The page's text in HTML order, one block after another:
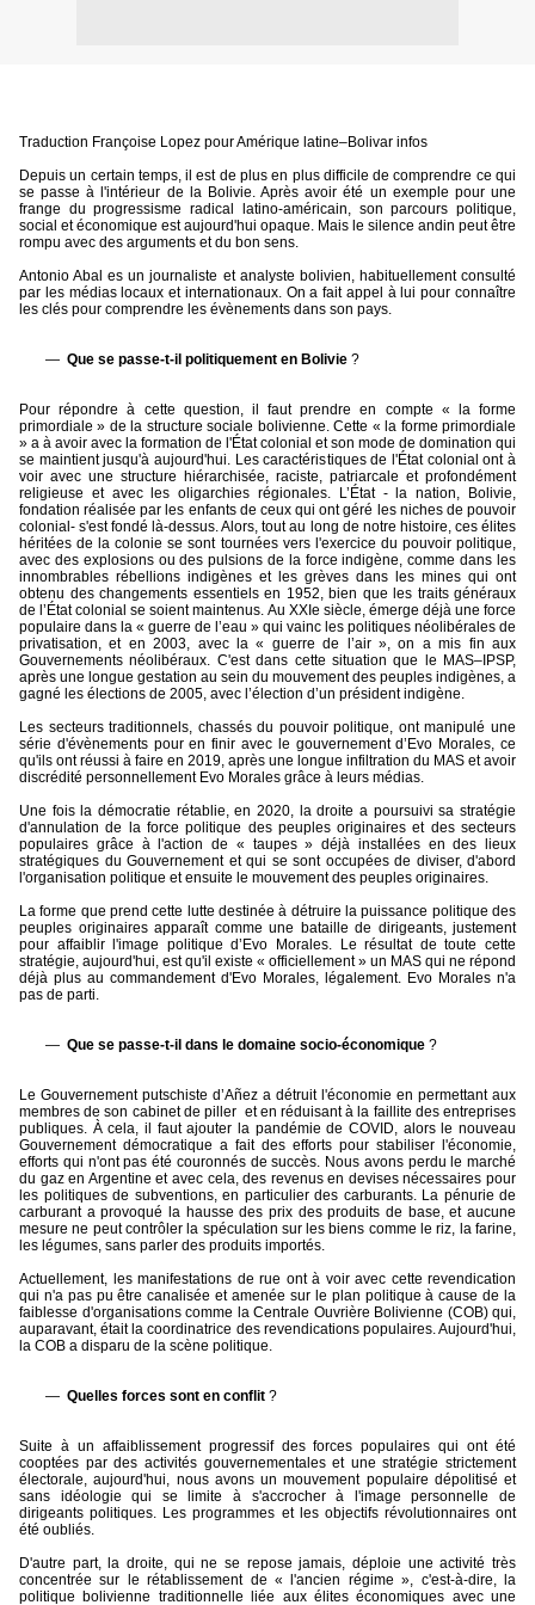
Traduction Françoise Lopez pour Amérique latine–Bolivar infos
Depuis un certain temps, il est de plus en plus difficile de comprendre ce qui
se passe à l'intérieur de la Bolivie. Après avoir été un exemple pour une
frange du progressisme radical latino-américain, son parcours politique,
social et économique est aujourd'hui opaque. Mais le silence andin peut être
rompu avec des arguments et du bon sens.
Antonio Abal es un journaliste et analyste bolivien, habituellement consulté
par les médias locaux et internationaux. On a fait appel à lui pour connaître
les clés pour comprendre les évènements dans son pays.
Que se passe-t-il politiquement en Bolivie ?
Pour répondre à cette question, il faut prendre en compte « la forme
primordiale » de la structure sociale bolivienne. Cette « la forme primordiale
» a à avoir avec la formation de l'État colonial et son mode de domination qui
se maintient jusqu'à aujourd'hui. Les caractéristiques de l'État colonial ont à
voir avec une structure hiérarchisée, raciste, patriarcale et profondément
religieuse et avec les oligarchies régionales. L’État - la nation, Bolivie,
fondation réalisée par les enfants de ceux qui ont géré les niches de pouvoir
colonial- s'est fondé là-dessus. Alors, tout au long de notre histoire, ces élites
héritées de la colonie se sont tournées vers l'exercice du pouvoir politique,
avec des explosions ou des pulsions de la force indigène, comme dans les
innombrables rébellions indigènes et les grèves dans les mines qui ont
obtenu des changements essentiels en 1952, bien que les traits généraux
de l’État colonial se soient maintenus. Au XXIe siècle, émerge déjà une force
populaire dans la « guerre de l’eau » qui vainc les politiques néolibérales de
privatisation, et en 2003, avec la « guerre de l’air », on a mis fin aux
Gouvernements néolibéraux. C'est dans cette situation que le MAS–IPSP,
après une longue gestation au sein du mouvement des peuples indigènes, a
gagné les élections de 2005, avec l’élection d’un président indigène.
Les secteurs traditionnels, chassés du pouvoir politique, ont manipulé une
série d'évènements pour en finir avec le gouvernement d’Evo Morales, ce
qu'ils ont réussi à faire en 2019, après une longue infiltration du MAS et avoir
discrédité personnellement Evo Morales grâce à leurs médias.
Une fois la démocratie rétablie, en 2020, la droite a poursuivi sa stratégie
d'annulation de la force politique des peuples originaires et des secteurs
populaires grâce à l'action de « taupes » déjà installées en des lieux
stratégiques du Gouvernement et qui se sont occupées de diviser, d'abord
l'organisation politique et ensuite le mouvement des peuples originaires.
La forme que prend cette lutte destinée à détruire la puissance politique des
peuples originaires apparaît comme une bataille de dirigeants, justement
pour affaiblir l'image politique d’Evo Morales. Le résultat de toute cette
stratégie, aujourd'hui, est qu'il existe « officiellement » un MAS qui ne répond
déjà plus au commandement d'Evo Morales, légalement. Evo Morales n'a
pas de parti.
Que se passe-t-il dans le domaine socio-économique ?
Le Gouvernement putschiste d’Añez a détruit l'économie en permettant aux
membres de son cabinet de piller et en réduisant à la faillite des entreprises
publiques. À cela, il faut ajouter la pandémie de COVID, alors le nouveau
Gouvernement démocratique a fait des efforts pour stabiliser l'économie,
efforts qui n'ont pas été couronnés de succès. Nous avons perdu le marché
du gaz en Argentine et avec cela, des revenus en devises nécessaires pour
les politiques de subventions, en particulier des carburants. La pénurie de
carburant a provoqué la hausse des prix des produits de base, et aucune
mesure ne peut contrôler la spéculation sur les biens comme le riz, la farine,
les légumes, sans parler des produits importés.
Actuellement, les manifestations de rue ont à voir avec cette revendication
qui n'a pas pu être canalisée et amenée sur le plan politique à cause de la
faiblesse d'organisations comme la Centrale Ouvrière Bolivienne (COB) qui,
auparavant, était la coordinatrice des revendications populaires. Aujourd'hui,
la COB a disparu de la scène politique.
Quelles forces sont en conflit ?
Suite à un affaiblissement progressif des forces populaires qui ont été
cooptées par des activités gouvernementales et une stratégie strictement
électorale, aujourd'hui, nous avons un mouvement populaire dépolitisé et
sans idéologie qui se limite à s'accrocher à l'image personnelle de
dirigeants politiques. Les programmes et les objectifs révolutionnaires ont
été oubliés.
D'autre part, la droite, qui ne se repose jamais, déploie une activité très
concentrée sur le rétablissement de « l'ancien régime », c'est-à-dire, la
politique bolivienne traditionnelle liée aux élites économiques avec une